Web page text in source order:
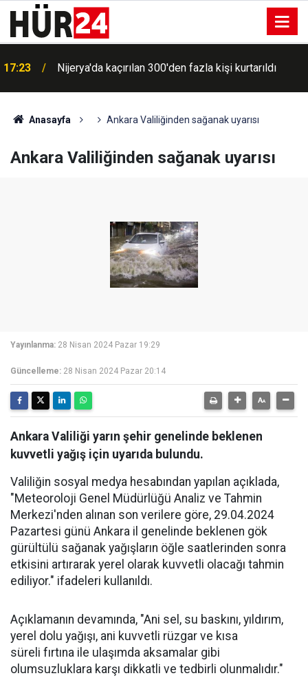
17:23 Nijerya'da kaçırılan 300'den fazla kişi kurtarıldı
Anasayfa Ankara Valiliğinden sağanak uyarısı
Ankara Valiliğinden sağanak uyarısı
Yayınlanma: 28 Nisan 2024 Pazar 19:29
Güncelleme: 28 Nisan 2024 Pazar 20:14
Ankara Valiliği yarın şehir genelinde beklenen
kuvvetli yağış için uyarıda bulundu.
Valiliğin sosyal medya hesabından yapılan açıklada,
"Meteoroloji Genel Müdürlüğü Analiz ve Tahmin
Merkezi'nden alınan son verilere göre, 29.04.2024
Pazartesi günü Ankara il genelinde beklenen gök
gürültülü sağanak yağışların öğle saatlerinden sonra
etkisini artırarak yerel olarak kuvvetli olacağı tahmin
ediliyor." ifadeleri kullanıldı.
Açıklamanın devamında, "Ani sel, su baskını, yıldırım,
yerel dolu yağışı, ani kuvvetli rüzgar ve kısa
süreli fırtına ile ulaşımda aksamalar gibi
olumsuzluklara karşı dikkatli ve tedbirli olunmalıdır."